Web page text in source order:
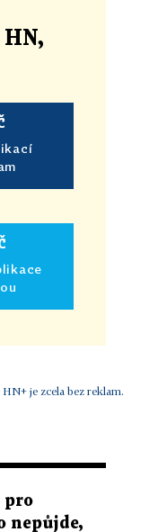
je zcela bez reklam.
pro
nepůjde,